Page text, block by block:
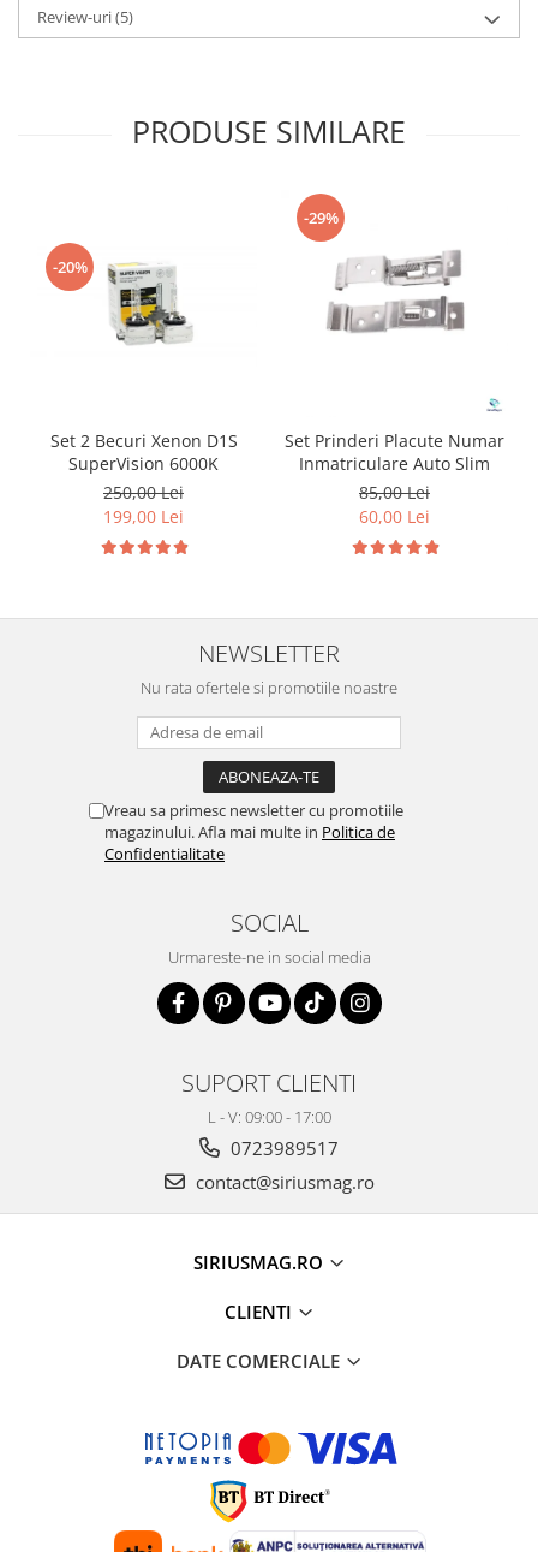
Review-uri(5)
PRODUSE SIMILARE
-20%
Set 2 Becuri Xenon D1S
SuperVision 6000K
250,00 Lei
199,00 Lei
-29%
Set Prinderi Placute Numar
Inmatriculare Auto Slim
85,00 Lei
60,00 Lei
NEWSLETTER
Nu rata ofertele si promotiile noastre
Vreau sa primesc newsletter cu promotiile
magazinului. Afla mai multe in Politica de
Confidentialitate
SOCIAL
Urmareste-ne in social media
SUPORT CLIENTI
L - V: 09:00 - 17:00
0723989517
contact@siriusmag.ro
SIRIUSMAG.RO
CLIENTI
DATE COMERCIALE